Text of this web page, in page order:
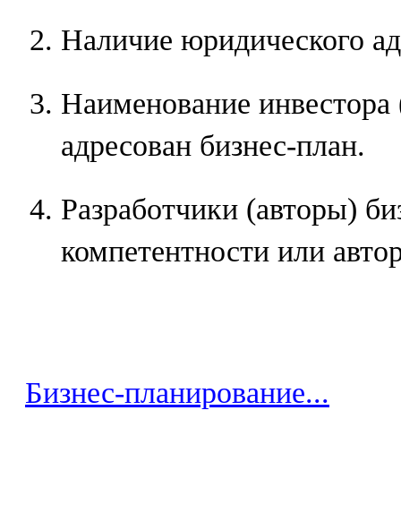
Наличие юридического
Наименование
адресован бизнес-план.
Разработчики (авторы)
компетентности или
Бизнес-планирование...